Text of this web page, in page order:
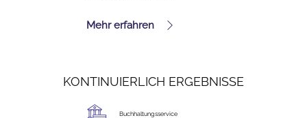
Mehr erfahren
KONTINUIERLICH ERGEBNISSE
Buchhaltungsservice